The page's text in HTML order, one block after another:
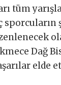
tüm
Dağ
elde